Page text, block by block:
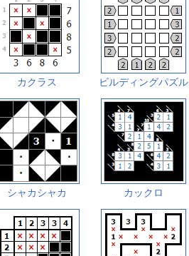
カクラス ビルディングパズル
シャカシャカ カックロ